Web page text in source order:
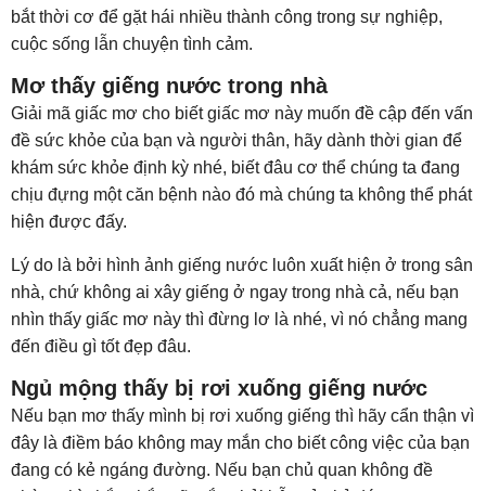
bắt thời cơ để gặt hái nhiều thành công trong sự nghiệp,
cuộc sống lẫn chuyện tình cảm.
Mơ thấy giếng nước trong nhà
Giải mã giấc mơ cho biết giấc mơ này muốn đề cập đến vấn
đề sức khỏe của bạn và người thân, hãy dành thời gian để
khám sức khỏe định kỳ nhé, biết đâu cơ thể chúng ta đang
chịu đựng một căn bệnh nào đó mà chúng ta không thể phát
hiện được đấy.
Lý do là bởi hình ảnh giếng nước luôn xuất hiện ở trong sân
nhà, chứ không ai xây giếng ở ngay trong nhà cả, nếu bạn
nhìn thấy giấc mơ này thì đừng lơ là nhé, vì nó chẳng mang
đến điều gì tốt đẹp đâu.
Ngủ mộng thấy bị rơi xuống giếng nước
Nếu bạn mơ thấy mình bị rơi xuống giếng thì hãy cẩn thận vì
đây là điềm báo không may mắn cho biết công việc của bạn
đang có kẻ ngáng đường. Nếu bạn chủ quan không đề